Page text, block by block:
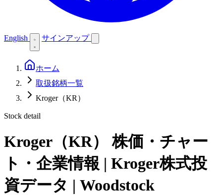
English サインアップ
ホーム
取扱銘柄一覧
Kroger（KR）
Stock detail
Kroger（KR）
株価・チャー
ト・企業情報 | Kroger株式投
資データ | Woodstock